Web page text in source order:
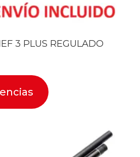
3 PLUS REGULADO